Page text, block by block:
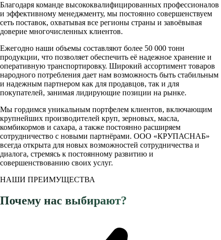
Благодаря команде высококвалифицированных профессионалов
и эффективному менеджменту, мы постоянно совершенствуем
сеть поставок, охватывая все регионы страны и завоёвывая
доверие многочисленных клиентов.
Ежегодно наши объемы составляют более 50 000 тонн
продукции, что позволяет обеспечить её надежное хранение и
оперативную транспортировку. Широкий ассортимент товаров
народного потребления дает нам возможность быть стабильным
и надежным партнером как для продавцов, так и для
покупателей, занимая лидирующие позиции на рынке.
Мы гордимся уникальным портфелем клиентов, включающим
крупнейших производителей круп, зерновых, масла,
комбикормов и сахара, а также постоянно расширяем
сотрудничество с новыми партнёрами. ООО «КРУПАСНАБ»
всегда открыта для новых возможностей сотрудничества и
диалога, стремясь к постоянному развитию и
совершенствованию своих услуг.
НАШИ ПРЕИМУЩЕСТВА
Почему нас выбирают?